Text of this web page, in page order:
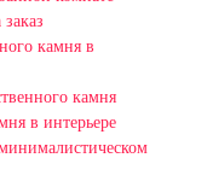
камня в
камня
в интерьере